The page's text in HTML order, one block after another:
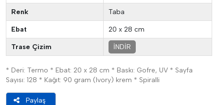
Renk Taba
Ebat 20 x 28 cm
Trase Çizim İNDİR
* Deri: Termo * Ebat: 20 x 28 cm * Baskı: Gofre, UV * Sayfa
Sayısı: 128 * Kağıt: 90 gram (Ivory) krem * Spiralli
Paylaş